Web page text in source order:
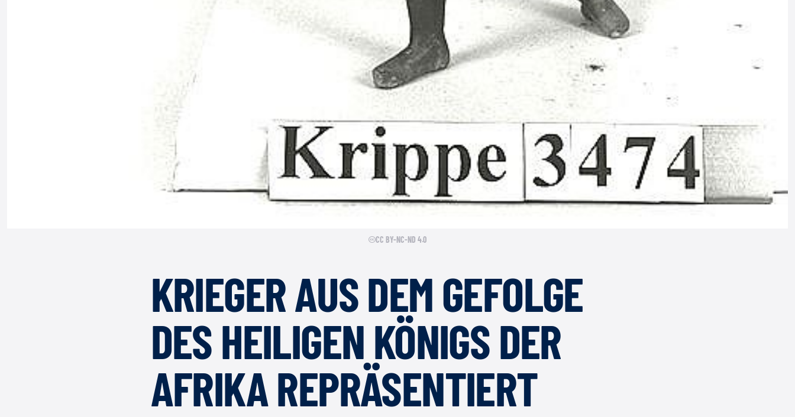
CC BY-NC-ND 4.0
KRIEGER AUS DEM GEFOLGE
DES HEILIGEN KÖNIGS DER
AFRIKA REPRÄSENTIERT